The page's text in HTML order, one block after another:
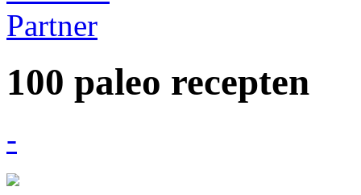
100 paleo recepten
-